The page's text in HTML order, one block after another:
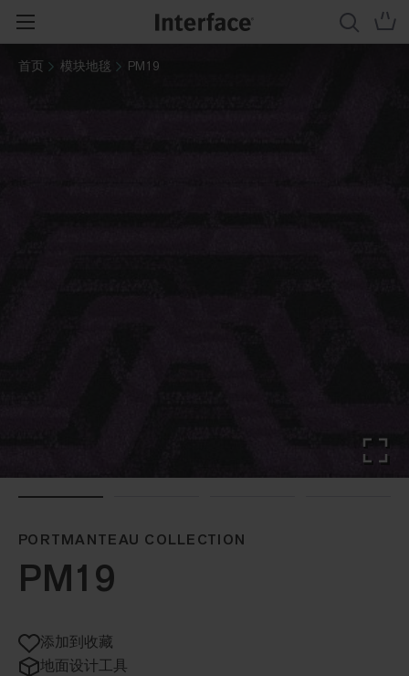
首页 模块地毯 PM19
PORTMANTEAU COLLECTION
PM19
添加到收藏
地面设计工具